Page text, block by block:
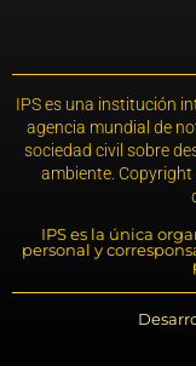
IPS es una institución
agencia mundial de
sociedad civil sobre
ambiente. Copyright
IPS es la única
personal y